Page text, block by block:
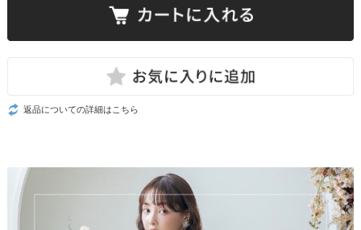
返品についての詳細はこちら